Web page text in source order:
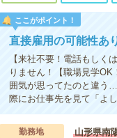
ここがポイント！
直接雇用の可能性あ
【来社不要！電話もし
りません！【職場見学OK
囲気が思ってたのと違う
際にお仕事先を見て「よ
勤務地
山形県南